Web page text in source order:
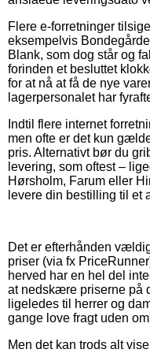
Flere e-forretninger
eksempelvis
Blank, som dog står og
forinden et besluttet
for at nå at få de nye
lagerpersonalet har
Indtil flere internet
men ofte er det kun
pris. Alternativt bør du
levering, som oftest –
Hørsholm, Farum eller
levere din bestilling til et
Det er efterhånden
priser (via fx
herved har en hel del
at nedskære priserne på
ligeledes til herrer og
gange love fragt uden
Men det kan trods alt